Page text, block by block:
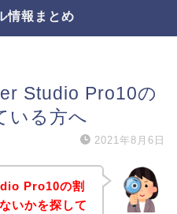
情報まとめ
Studio Pro10の
いる方へ
2021年8月6日
Pro10の割
いかを探して